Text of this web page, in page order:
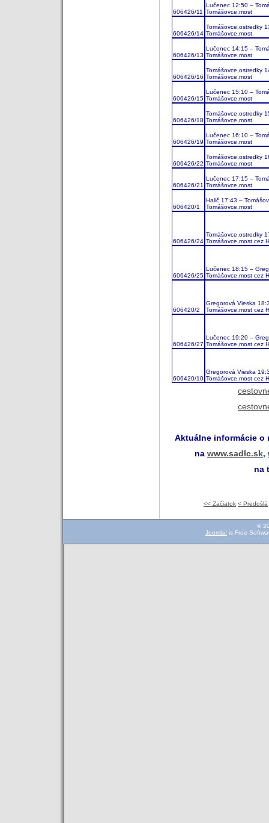
606426/11
Lučenec 12:50 –
Tomášovce,most
606426/14
Tomášovce,ostredky
Tomášovce,most
606426/13
Lučenec 14:15 –
Tomášovce,most
606426/16
Tomášovce,ostredky
Tomášovce,most
606426/15
Lučenec 15:10 –
Tomášovce,most
606426/18
Tomášovce,ostredky
Tomášovce,most
606426/19
Lučenec 16:10 –
Tomášovce,most
606426/22
Tomášovce,ostredky
Tomášovce,most
606426/21
Lučenec 17:15 –
Tomášovce,most
606420/1
Halič 17:43 –
Tomášovce,most
606426/24
Tomášovce,ostredky
Tomášovce,most cez
606426/25
Lučenec 18:15 –
Tomášovce,most cez
606420/2
Gregorová Vieska
Tomášovce,most cez
606426/27
Lučenec 19:20 –
Tomášovce,most cez
606420/10
Gregorová Vieska
Tomášovce,most cez
Aktuálne informácie o
na www.sadlc.sk,
na
<< Začiatok < Predošlá
©
Joomla! is Free